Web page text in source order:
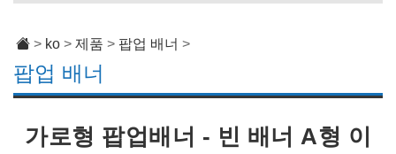
팝업 배너
> ko > 제품 > 팝업 배너 >
가로형 팝업배너 - 빈 배너 A형 이